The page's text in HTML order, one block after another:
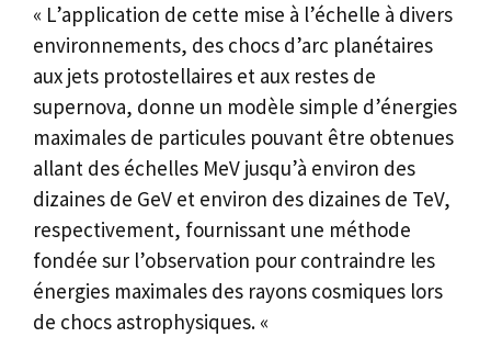
« L’application de cette mise à l’échelle à divers
environnements, des chocs d’arc planétaires
aux jets protostellaires et aux restes de
supernova, donne un modèle simple d’énergies
maximales de particules pouvant être obtenues
allant des échelles MeV jusqu’à environ des
dizaines de GeV et environ des dizaines de TeV,
respectivement, fournissant une méthode
fondée sur l’observation pour contraindre les
énergies maximales des rayons cosmiques lors
de chocs astrophysiques. «